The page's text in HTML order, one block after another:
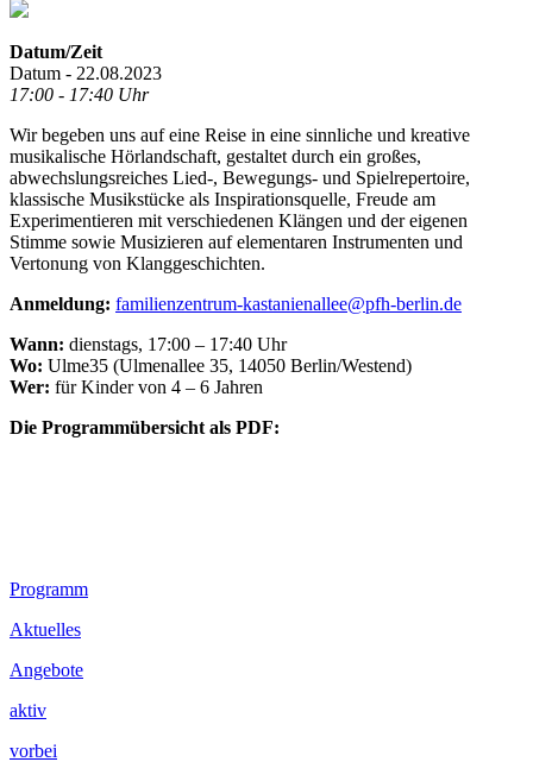
Datum/Zeit
Datum - 22.08.2023
17:00 - 17:40 Uhr
Wir begeben uns auf eine Reise in eine sinnliche und kreative
musikalische Hörlandschaft, gestaltet durch ein großes,
abwechslungsreiches Lied-, Bewegungs- und Spielrepertoire,
klassische Musikstücke als Inspirationsquelle, Freude am
Experimentieren mit verschiedenen Klängen und der eigenen
Stimme sowie Musizieren auf elementaren Instrumenten und
Vertonung von Klanggeschichten.
Anmeldung: familienzentrum-kastanienallee@pfh-berlin.de
Wann: dienstags, 17:00 – 17:40 Uhr
Wo: Ulme35 (Ulmenallee 35, 14050 Berlin/Westend)
Wer: für Kinder von 4 – 6 Jahren
Die Programmübersicht als PDF:
Footer
Inhalt
Programm
Aktuelles
Angebote
aktiv
vorbei